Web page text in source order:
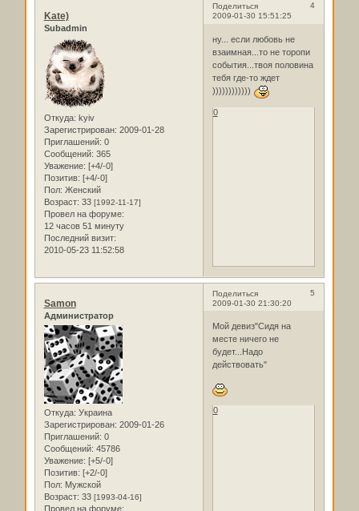
Поделиться
4
2009-01-30 15:51:25
Kate)
Subadmin
Откуда: kyiv
Зарегистрирован: 2009-01-28
Приглашений: 0
Сообщений: 365
Уважение: [+4/-0]
Позитив: [+4/-0]
Пол: Женский
Возраст: 33 [1992-11-17]
Провел на форуме:
12 часов 51 минуту
Последний визит:
2010-05-23 11:52:58
ну... если любовь не
взаимная...то не торопи
события...твоя половина
тебя где-то ждет
))))))))))))
0
Поделиться
5
2009-01-30 21:30:20
Samon
Администратор
Откуда: Украина
Зарегистрирован: 2009-01-26
Приглашений: 0
Сообщений: 45786
Уважение: [+5/-0]
Позитив: [+2/-0]
Пол: Мужской
Возраст: 33 [1993-04-16]
Провел на форуме:
Мой девиз"Сидя на
месте ничего не
будет...Надо
действовать"
0